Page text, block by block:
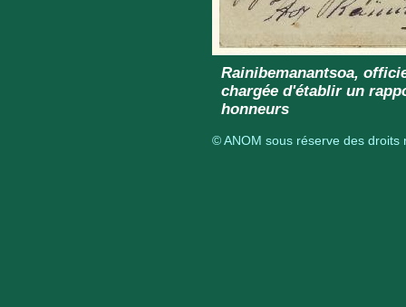
Rainibemanantsoa,
chargée d'établir un
honneurs
© ANOM sous réserve des